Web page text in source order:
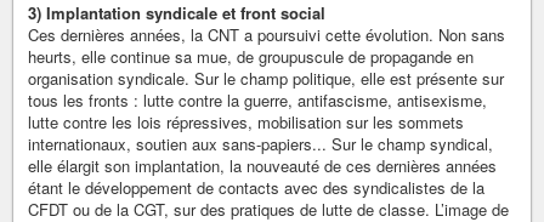
3) Implantation syndicale et front social
Ces dernières années, la CNT a poursuivi cette évolution. Non sans
heurts, elle continue sa mue, de groupuscule de propagande en
organisation syndicale. Sur le champ politique, elle est présente sur
tous les fronts : lutte contre la guerre, antifascisme, antisexisme,
lutte contre les lois répressives, mobilisation sur les sommets
internationaux, soutien aux sans-papiers... Sur le champ syndical,
elle élargit son implantation, la nouveauté de ces dernières années
étant le développement de contacts avec des syndicalistes de la
CFDT ou de la CGT, sur des pratiques de lutte de classe. L’image de